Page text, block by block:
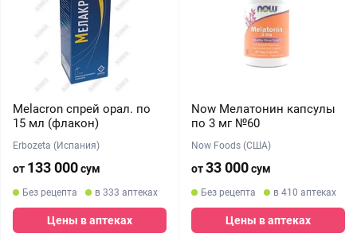
Melacron спрей орал. по
15 мл (флакон)
Erbozeta (Испания)
от 133 000сум
Без рецепта в 333 аптеках
Цены в аптеках
Now Мелатонин капсулы
по 3 мг №60
Now Foods (США)
от33 000сум
Без рецепта в 410 аптеках
Цены в аптеках